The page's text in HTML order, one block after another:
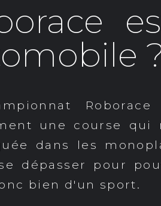
une course qui
dans les
dépasser pour
bien d'un sport.